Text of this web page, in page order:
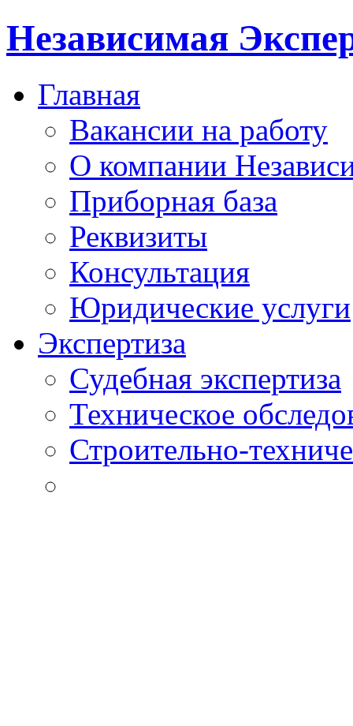
Независимая
Главная
Вакансии на работу
О компании
Приборная база
Реквизиты
Консультация
Юридические услуги
Экспертиза
Судебная экспертиза
Техническое
Строительно-